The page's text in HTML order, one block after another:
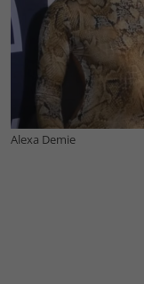
Alexa Demie